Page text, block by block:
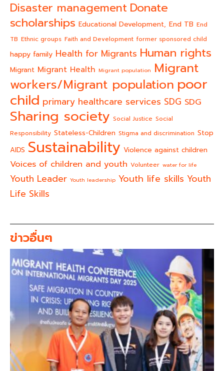
Disaster management Donate
scholarships Educational Development, End TB End
TB Ethnic groups Faith and Development former sponsored child
happy family Health for Migrants Human rights
Migrant Migrant Health Migrant population Migrant
workers/Migrant population poor
child primary healthcare services SDG SDG
Sharing society Social Justice Social
Responsibility Stateless-Children Stigma and discrimination Stop
AIDS Sustainability Violence against children
Voices of children and youth Volunteer water for life
Youth Leader Youth leadership Youth life skills Youth
Life Skills
ข่าวอื่นๆ